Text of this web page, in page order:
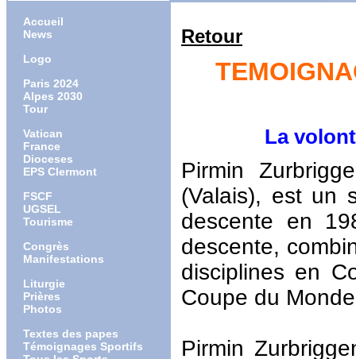
Accueil
News
Logo
Paris 2024
Alpes 2030
Tour
Vatican
France
Dioceses
EPS Clermont
FSCF
UGSEL
Tourisme
Congrès
Manifestations
Liturgie
Prières
Photos
Textes des papes
Témoignages Sportifs
Retour
La volonté
Pirmin
(Valais), est un
descente en
descente,
disciplines en
Coupe du
Pirmin